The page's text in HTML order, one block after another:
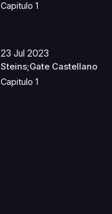
Capitulo 1
23 Jul 2023
Steins;Gate Castellano
Capitulo 1